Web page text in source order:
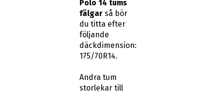
Polo 14 tums
fälgarså bör
du titta efter
följande
däckdimension:
175/70R14.
Andra tum
storlekar till